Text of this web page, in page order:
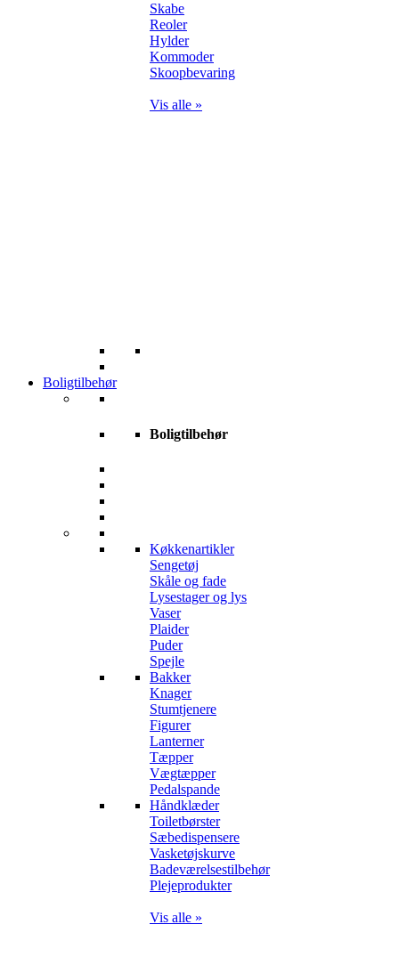
Skabe
Reoler
Hylder
Kommoder
Skoopbevaring
Vis alle »
Boligtilbehør
Boligtilbehør
Køkkenartikler
Sengetøj
Skåle og fade
Lysestager og lys
Vaser
Plaider
Puder
Spejle
Bakker
Knager
Stumtjenere
Figurer
Lanterner
Tæpper
Vægtæpper
Pedalspande
Håndklæder
Toiletbørster
Sæbedispensere
Vasketøjskurve
Badeværelsestilbehør
Plejeprodukter
Vis alle »